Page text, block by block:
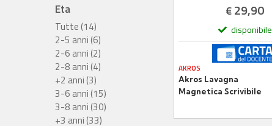
Eta
Tutte (14)
2-5 anni (6)
2-6 anni (2)
2-8 anni (4)
+2 anni (3)
3-6 anni (15)
3-8 anni (30)
+3 anni (33)
€29,90
disponibile
AKROS
Akros Lavagna
Magnetica Scrivibile